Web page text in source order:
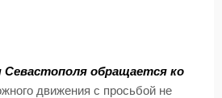
Севастополя обращается ко
движения с просьбой не